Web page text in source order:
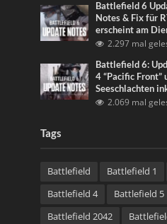
Battlefield 6
Notes & Fix für
erscheint am
2.297 mal
Battlefield 6:
4 “Pacific Front”
Seeschlachten
2.069 mal
Tags
Battlefield Battlefield 1
Battlefield 4
Battlefield 5
Battlefield 2042